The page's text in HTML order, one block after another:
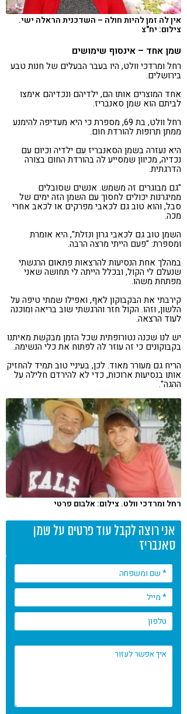
אין לה זמן להיות חולה – השדכנית הראלה ישי.
צילום: יח"צ
שמן אחד – אינסוף שימושים
רחל ומרדכי וולט, היו בעבר הבעלים של חנות טבע
בירושלים.
אחד המוצרים אותו הם, ילדיהם ונכדיהם אימצו
לביתם הוא שמן סאנבריז.
רחל וולט, בת 69, מספרת כי היא מעדיפה להימנע
ממתן תרופות להורדת חום.
היא נעזרה בשמן הסאנבריז עם ילדיה וכיום עם
נכדיה, מכיוון שמסייע לה בהורדת החום בצורה
הדרגתית.
"גם מבוגרים זה משמש. אנשים שסובלים
ממיגרנות יכולים לחסוך עם השמן הזה ימים של
סבל, והוא טוב גם לכאבי מפרקים או לכאב אחרי
מכה.
השמן טוב גם לכאבי גרון ונזלת", היא אומרת
ומספרת: "פעם הייתי מרצה הרבה.
במהלך אחת הנסיעות להרצאות פתאום הרגשתי
שנעלם לי הקול, ובכלל הייתה לי תחושה שאני
מפתחת משהו.
קירבתי את הבקבוקון לאף, ואפילו שמתי טיפה על
הלשון, וזהו. הקול חזר והרגשתי שוב בריאה ומוכנה
לעוד הרצאה.
יש לנו שכנה נטורופתית שכל הזמן מבקשת מאיתנו
בקבוקונים כי זה עוזר לה לפתוח את כלי הנשימה.
הריח גם מעורר מאוד. לכן, בעיניי טוב תמיד להחזיק
אותו בנסיעות ארוכות, כדי לא להירדם חלילה על
ההגה".
רחל ומרדכי וולט. צילום: אלבום פרטי
אני רוצה לקבל עוד פרטים על שמן
סאנבריז